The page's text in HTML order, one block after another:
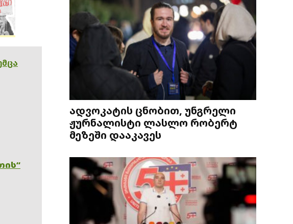
ადვოკატის ცნობით, უნგრელი
ჟურნალისტი ლასლო რობერტ
მეზეში დააკავეს